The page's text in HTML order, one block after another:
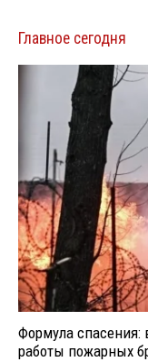
Главное сегодня
Формула спасения:
работы пожарных